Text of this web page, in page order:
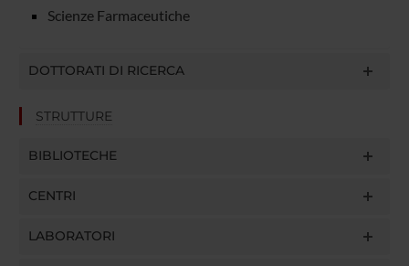
Scienze Farmaceutiche
DOTTORATI DI RICERCA
STRUTTURE
BIBLIOTECHE
CENTRI
LABORATORI